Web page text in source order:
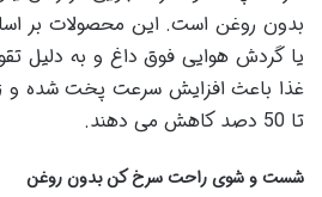
بدون روغن است. این محصولات بر
یا گردش هوایی فوق داغ و به دلیل
تا 50 دصد کاهش می دهند.
شست و شوی راحت سرخ کن بدون روغن